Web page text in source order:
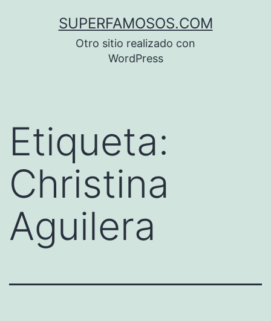
SUPERFAMOSOS.COM
Otro sitio realizado con
WordPress
Etiqueta:
Christina
Aguilera